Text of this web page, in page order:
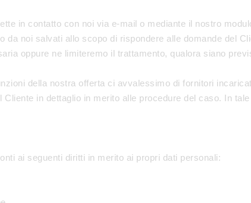
in contatto con noi via e-mail o mediante il nostro
da noi salvati allo scopo di rispondere alle domande del
oppure ne limiteremo il trattamento, qualora siano
della nostra offerta ci avvalessimo di fornitori
in dettaglio in merito alle procedure del caso. In
ai seguenti diritti in merito ai propri dati personali: